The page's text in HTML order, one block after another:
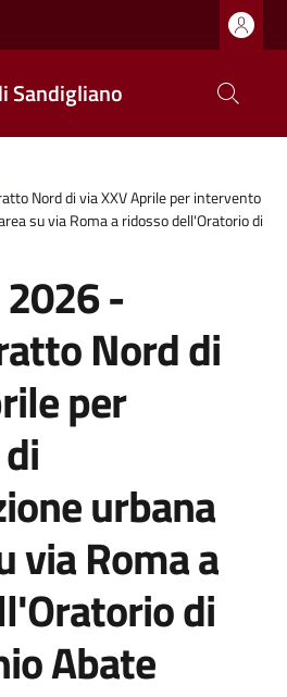
Sandigliano
Nord di via XXV Aprile per intervento
su via Roma a ridosso dell'Oratorio di
-
Nord di
per
urbana
via Roma a
di
Abate